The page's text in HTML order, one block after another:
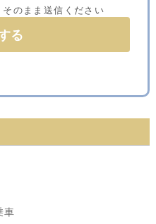
のまま送信ください
車